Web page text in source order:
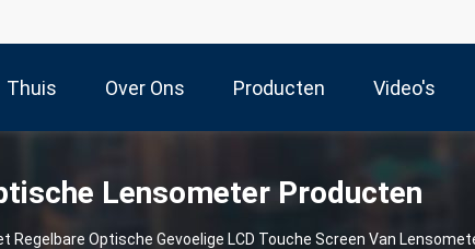
Thuis Over Ons Producten Video's
Lensometer Producten
Regelbare Optische Gevoelige LCD Touche Screen Van